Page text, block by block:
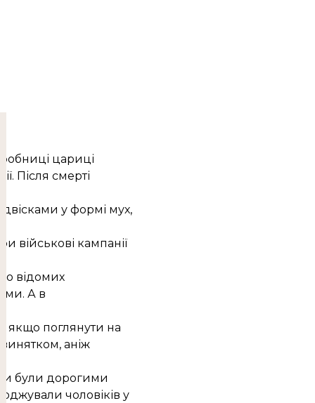
цариці
Після смерті
у формі мух,
військові кампанії
відомих
А в
якщо поглянути на
винятком, аніж
були дорогими
чоловіків у